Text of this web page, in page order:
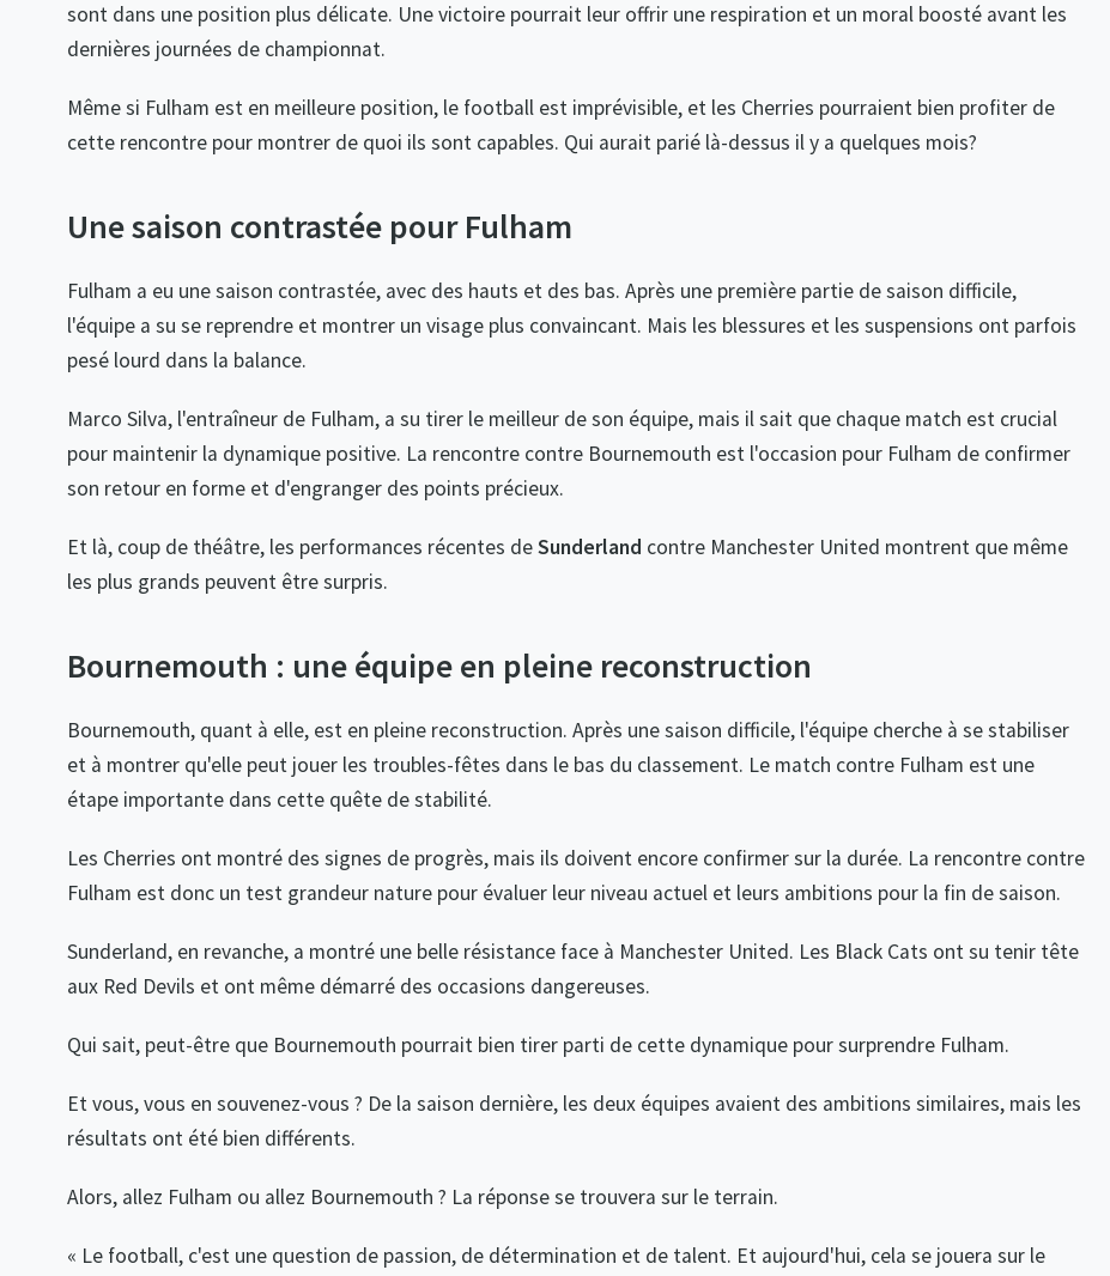
sont dans une position plus délicate. Une victoire pourrait leur offrir une respiration et un moral boosté avant les
dernières journées de championnat.
Même si Fulham est en meilleure position, le football est imprévisible, et les Cherries pourraient bien profiter de
cette rencontre pour montrer de quoi ils sont capables. Qui aurait parié là-dessus il y a quelques mois?
Une saison contrastée pour Fulham
Fulham a eu une saison contrastée, avec des hauts et des bas. Après une première partie de saison difficile,
l'équipe a su se reprendre et montrer un visage plus convaincant. Mais les blessures et les suspensions ont parfois
pesé lourd dans la balance.
Marco Silva, l'entraîneur de Fulham, a su tirer le meilleur de son équipe, mais il sait que chaque match est crucial
pour maintenir la dynamique positive. La rencontre contre Bournemouth est l'occasion pour Fulham de confirmer
son retour en forme et d'engranger des points précieux.
Et là, coup de théâtre, les performances récentes deSunderland contre Manchester United montrent que même
les plus grands peuvent être surpris.
Bournemouth : une équipe en pleine reconstruction
Bournemouth, quant à elle, est en pleine reconstruction. Après une saison difficile, l'équipe cherche à se stabiliser
et à montrer qu'elle peut jouer les troubles-fêtes dans le bas du classement. Le match contre Fulham est une
étape importante dans cette quête de stabilité.
Les Cherries ont montré des signes de progrès, mais ils doivent encore confirmer sur la durée. La rencontre contre
Fulham est donc un test grandeur nature pour évaluer leur niveau actuel et leurs ambitions pour la fin de saison.
Sunderland, en revanche, a montré une belle résistance face à Manchester United. Les Black Cats ont su tenir tête
aux Red Devils et ont même démarré des occasions dangereuses.
Qui sait, peut-être que Bournemouth pourrait bien tirer parti de cette dynamique pour surprendre Fulham.
Et vous, vous en souvenez-vous ? De la saison dernière, les deux équipes avaient des ambitions similaires, mais les
résultats ont été bien différents.
Alors, allez Fulham ou allez Bournemouth ? La réponse se trouvera sur le terrain.
« Le football, c'est une question de passion, de détermination et de talent. Et aujourd'hui, cela se jouera sur le